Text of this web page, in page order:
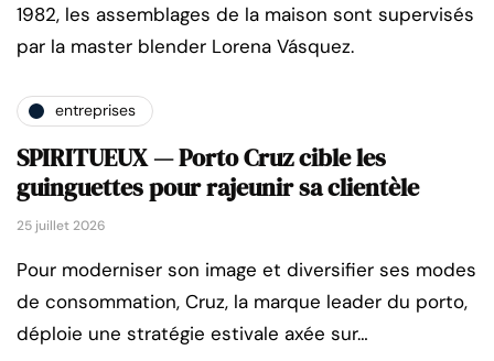
1982, les assemblages de la maison sont supervisés
par la master blender Lorena Vásquez.
entreprises
SPIRITUEUX — Porto Cruz cible les
guinguettes pour rajeunir sa clientèle
25 juillet 2026
Pour moderniser son image et diversifier ses modes
de consommation, Cruz, la marque leader du porto,
déploie une stratégie estivale axée sur…